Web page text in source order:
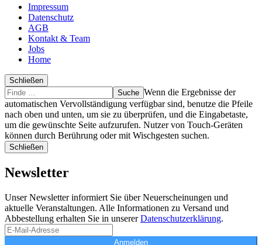
Impressum
Datenschutz
AGB
Kontakt & Team
Jobs
Home
Schließen
Suche
Finde
…
Wenn die Ergebnisse der
automatischen Vervollständigung verfügbar sind, benutze die Pfeile
nach oben und unten, um sie zu überprüfen, und die Eingabetaste,
um die gewünschte Seite aufzurufen. Nutzer von Touch-Geräten
können durch Berührung oder mit Wischgesten suchen.
Schließen
Newsletter
Unser Newsletter informiert Sie über Neuerscheinungen und
aktuelle Veranstaltungen. Alle Informationen zu Versand und
Abbestellung erhalten Sie in unsererDatenschutzerklärung.
Anmelden